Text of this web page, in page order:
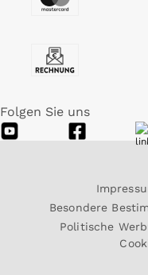
Folgen Sie uns
Besondere
Politische